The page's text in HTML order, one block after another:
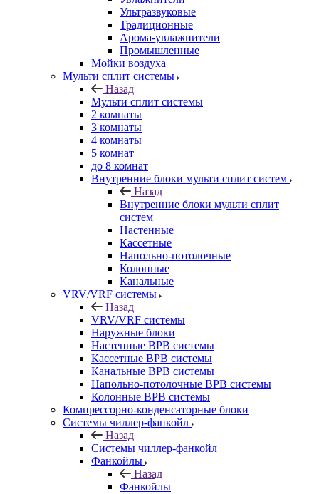
Ультразвуковые
Традиционные
Арома-увлажнители
Промышленные
Мойки воздуха
Мульти сплит системы
Назад
Мульти сплит системы
2 комнаты
3 комнаты
4 комнаты
5 комнат
до 8 комнат
Внутренние блоки мульти сплит систем
Назад
Внутренние блоки мульти сплит
систем
Настенные
Кассетные
Напольно-потолочные
Колонные
Канальные
VRV/VRF системы
Назад
VRV/VRF системы
Наружные блоки
Настенные ВРВ системы
Кассетные ВРВ системы
Канальные ВРВ системы
Напольно-потолочные ВРВ системы
Колонные ВРВ системы
Компрессорно-конденсаторные блоки
Системы чиллер-фанкойл
Назад
Системы чиллер-фанкойл
Фанкойлы
Назад
Фанкойлы